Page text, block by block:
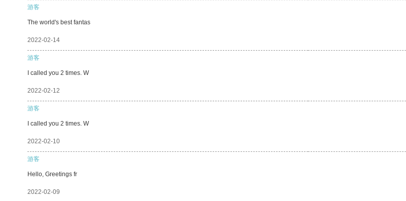
游客
The world's best fantas
2022-02-14
游客
I called you 2 times. W
2022-02-12
游客
I called you 2 times. W
2022-02-10
游客
Hello, Greetings fr
2022-02-09